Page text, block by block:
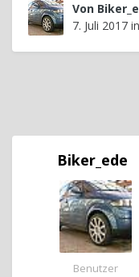
Von
7. Juli 2017 in
Biker_ede
Benutzer